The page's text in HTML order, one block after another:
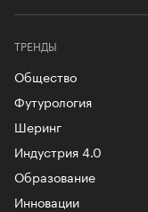
ТРЕНДЫ
Общество
Футурология
Шеринг
Индустрия 4.0
Образование
Инновации